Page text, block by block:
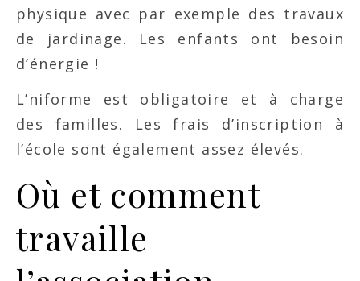
physique avec par exemple des travaux
de jardinage. Les enfants ont besoin
d’énergie !
L’niforme est obligatoire et à charge
des familles. Les frais d’inscription à
l’école sont également assez élevés.
Où et comment
travaille